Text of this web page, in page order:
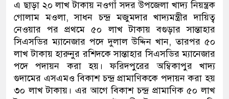
এ ছাড়া ২০ লাখ টাকায় নওগাঁ সদর উপজেলা খাদ্য নিয়ন্ত্রক
গোলাম মওলা, সাধন চন্দ্র মজুমদার খাদ্যমন্ত্রীর দায়িত্ব
নেওয়ার পর প্রথমে ৫০ লাখ টাকায় বগুড়ার সান্তাহার
সিএসডির ম্যানেজার পদে দুলাল উদ্দিন খান, তারপর ৫০
লাখ টাকায় হারুনুর রশিদকে সান্তাহার সিএসডির ম্যানেজার
পদে পদায়ন করা হয়। ফরিদপুরের অম্বিকাপুর খাদ্য
গুদামের এসএমও বিকাশ চন্দ্র প্রামাণিককে পদায়ন করা হয়
৩০ লাখ টাকায়। এর আগে বিকাশ চন্দ্র প্রামাণিক ৫০ লাখ